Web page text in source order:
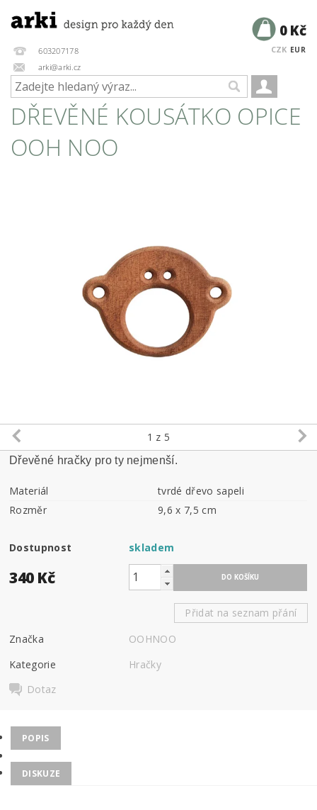
603207178
arki@arki.cz
CZK EUR
0 Kč
DŘEVĚNÉ KOUSÁTKO OPICE
OOH NOO
1 z 5
Dřevěné hračky pro ty nejmenší.
Materiál
tvrdé dřevo sapeli
Rozměr
9,6 x 7,5 cm
Dostupnost skladem
340 Kč
Přidat na seznam přání
Značka
OOHNOO
Kategorie
Hračky
Dotaz
POPIS
DISKUZE